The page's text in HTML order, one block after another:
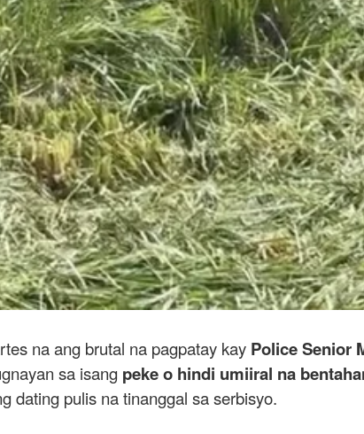
na ang brutal na pagpatay kay Police Senior
sa isang peke o hindi umiiral na
dating pulis na tinanggal sa serbisyo.